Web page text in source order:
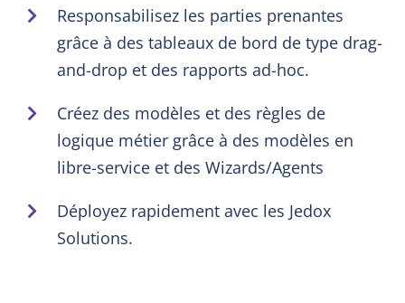
Responsabilisez les parties prenantes
grâce à des tableaux de bord de type drag-
and-drop et des rapports ad-hoc.
Créez des modèles et des règles de
logique métier grâce à des modèles en
libre-service et des Wizards/Agents
Déployez rapidement avec les Jedox
Solutions.